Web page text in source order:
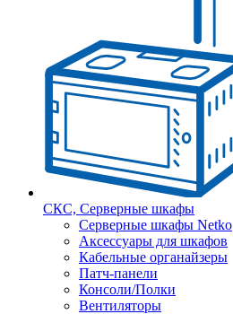
СКС, Серверные шкафы
Серверные шкафы Netko
Аксессуары для шкафов
Кабельные органайзеры
Патч-панели
Консоли/Полки
Вентиляторы